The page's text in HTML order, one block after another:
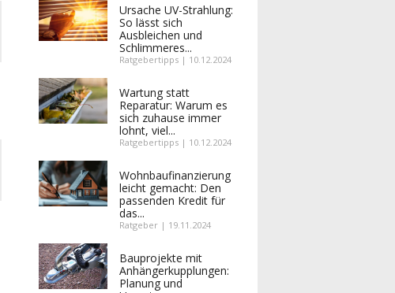
Ursache UV-Strahlung:
So lässt sich
Ausbleichen und
Schlimmeres...
Ratgebertipps | 10.12.2024
Wartung statt
Reparatur: Warum es
sich zuhause immer
lohnt, viel...
Ratgebertipps | 10.12.2024
Wohnbaufinanzierung
leicht gemacht: Den
passenden Kredit für
das...
Ratgeber | 19.11.2024
Bauprojekte mit
Anhängerkupplungen:
Planung und